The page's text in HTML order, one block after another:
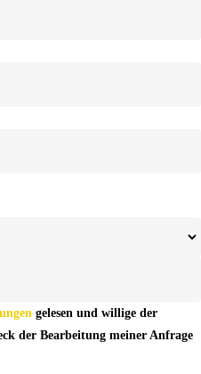
gelesen und willige der
der Bearbeitung meiner Anfrage